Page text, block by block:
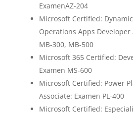
ExamenAZ-204
Microsoft Certified:
Operations Apps Developer
MB-300, MB-500
Microsoft 365 Certified:
Examen MS-600
Microsoft Certified: Power
Associate: Examen PL-400
Microsoft Certified: